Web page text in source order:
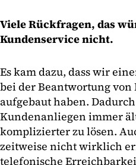
Viele Rückfragen, das
Kundenservice nicht.
Es kam dazu, dass wir
bei der Beantwortung
aufgebaut haben.
Kundenanliegen immer
komplizierter zu lösen.
zeitweise nicht wirklich
telefonische